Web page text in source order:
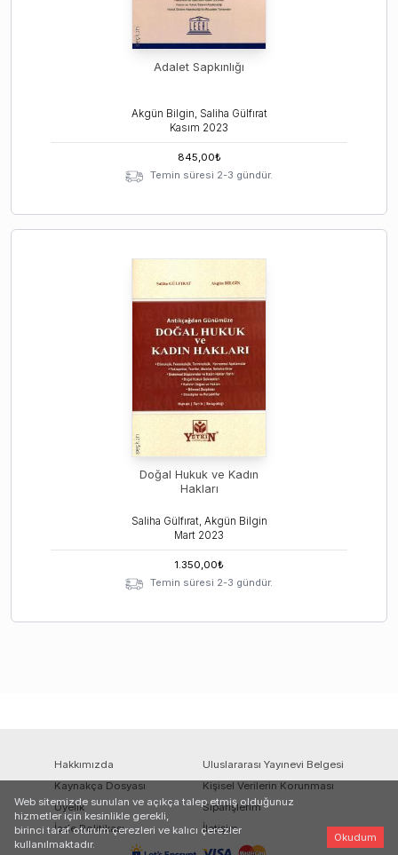
Adalet Sapkınlığı
Akgün Bilgin, Saliha Gülfırat
Kasım 2023
845,00₺
Temin süresi 2-3 gündür.
Doğal Hukuk ve Kadın
Hakları
Saliha Gülfırat, Akgün Bilgin
Mart 2023
1.350,00₺
Temin süresi 2-3 gündür.
Hakkımızda
Uluslararası Yayınevi Belgesi
Kaynakça Dosyası
Kişisel Verilerin Korunması
Üyelik
Siparişlerim
İade Politikası
İletişim
Web sitemizde sunulan ve açıkça talep etmiş olduğunuz
hizmetler için kesinlikle gerekli,
birinci taraf oturum çerezleri ve kalıcı çerezler
kullanılmaktadır.
Okudum